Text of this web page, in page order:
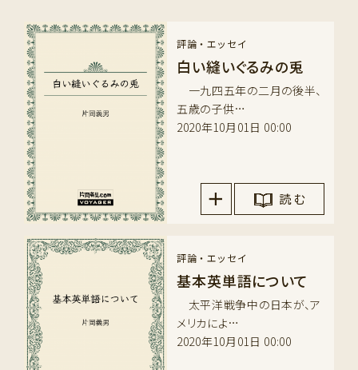
評論・エッセイ
白い縫いぐるみの兎
一九四五年の二月の後半、
五歳の子供…
2020年10月01日 00:00
読 む
評論・エッセイ
基本英単語について
太平洋戦争中の日本が、ア
メリカによ…
2020年10月01日 00:00